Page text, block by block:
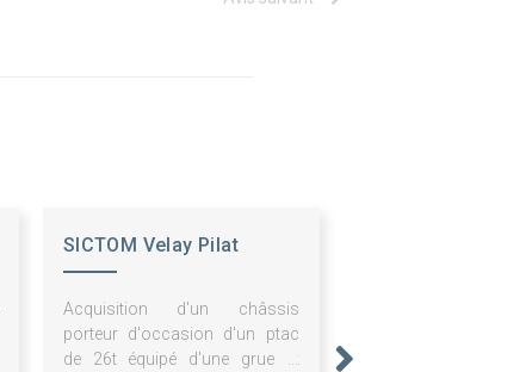
SICTOM Velay Pilat
Acquisition d'un châssis
porteur d'occasion d'un ptac
de 26t équipé d'une grue et